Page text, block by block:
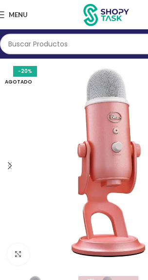
MENU
-20%
AGOTADO
Click to enlarge